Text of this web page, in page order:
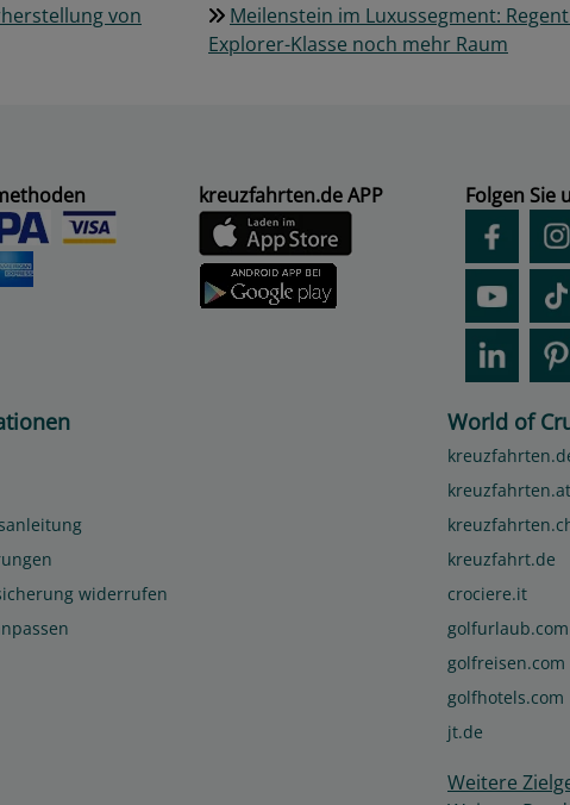
von
Meilenstein im Luxussegment:
Explorer-Klasse noch mehr Raum
kreuzfahrten.de APP Folgen Sie
widerrufen
World of
kreuzfahrten.at
kreuzfahrt.de
crociere.it
golfurlaub.com
golfreisen.com
golfhotels.com
jt.de
Weitere